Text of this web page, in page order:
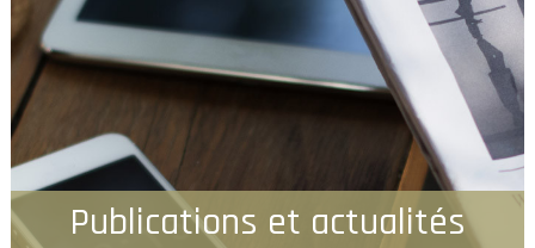
Publications et actualités